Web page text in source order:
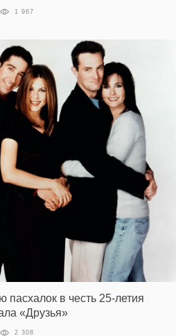
1 967
пасхалок в честь 25-летия
«Друзья»
2 308